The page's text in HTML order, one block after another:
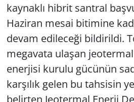
kaynaklı hibrit santral
Haziran mesai bitimine
devam edileceği bildirildi.
megavata ulaşan
enerjisi kurulu gücünün
karşılık gelen bu tahsisin
belirten Jeotermal Enerji